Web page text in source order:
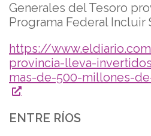
Generales del Tesoro
Programa Federal Incluir
https://
provincia-lleva-
mas-de-500-millones-
ENTRE RÍOS